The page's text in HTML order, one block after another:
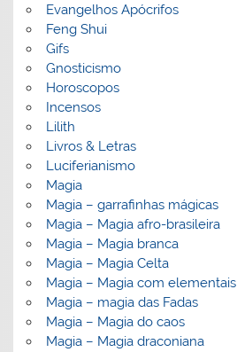
Evangelhos Apócrifos
Feng Shui
Gifs
Gnosticismo
Horoscopos
Incensos
Lilith
Livros & Letras
Luciferianismo
Magia
Magia – garrafinhas mágicas
Magia – Magia afro-brasileira
Magia – Magia branca
Magia – Magia Celta
Magia – Magia com elementais
Magia – magia das Fadas
Magia – Magia do caos
Magia – Magia draconiana